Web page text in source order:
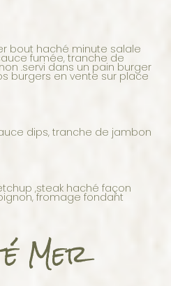
fumée, tranche de
.servi dans un pain burger
burgers en vente sur place
fromage fondant
Mer